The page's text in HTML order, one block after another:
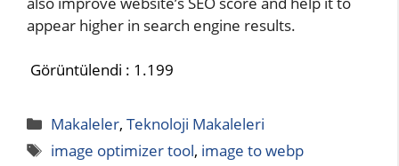
appear higher in search engine results.
Görüntülendi : 1.199
Kategoriler
Makaleler,Teknoloji Makaleleri
Etiketler
image optimizer tool, image to webp